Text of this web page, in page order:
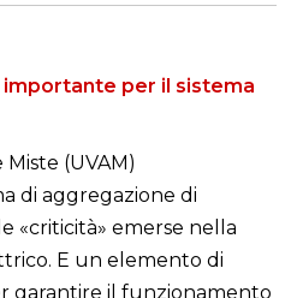
importante per il sistema
(UVAM)
di aggregazione di
«criticità» emerse nella
E un elemento di
garantire il funzionamento